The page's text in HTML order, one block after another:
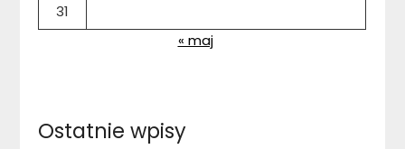
31
« maj
Ostatnie wpisy